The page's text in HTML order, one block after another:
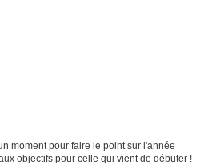
moment pour faire le point sur l'année
objectifs pour celle qui vient de débuter !